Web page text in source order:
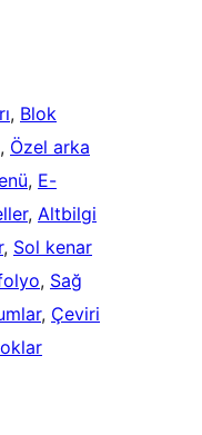
, Blok
, Özel arka
, E-
, Altbilgi
, Sol kenar
, Sağ
, Çeviri